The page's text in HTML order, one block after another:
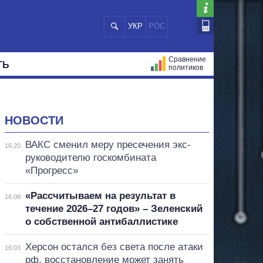
УКР РОС
Сравнение
политиков
НОВОСТИ
16:20
ВАКС сменил меру пресечения экс-
руководителю госкомбината
«Прогресс»
16:08
«Рассчитываем на результат в
течение 2026–27 годов» – Зеленский
о собственной антибаллистике
16:03
Херсон остался без света после атаки
рф, восстановление может занять